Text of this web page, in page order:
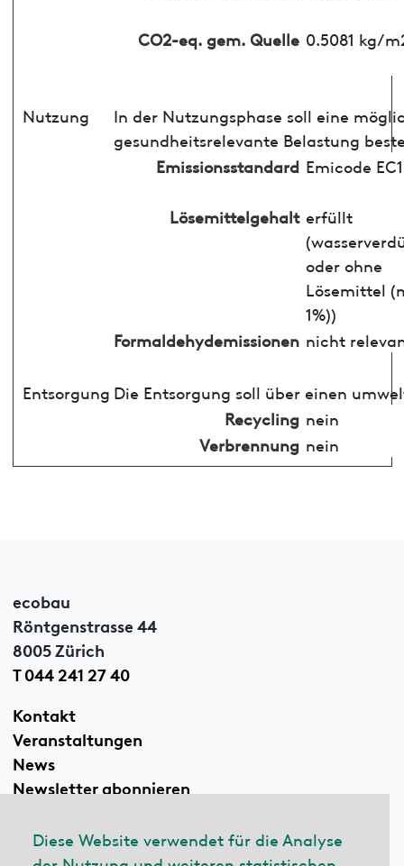
Diese Website verwendet für die Analyse
CO2-eq. gem. Quelle 0.5081 kg/
Nutzung
In der Nutzungsphase soll eine
gesundheitsrelevante Belastung
Emissionsstandard Emicode
Lösemittelgehalt erfüllt
oder ohne
Lösemittel
1%))
Formaldehydemissionen nicht
Entsorgung Die Entsorgung soll über einen
Recycling nein
Verbrennung nein
ecobau
Röntgenstrasse 44
8005 Zürich
T 044 241 27 40
Kontakt
Veranstaltungen
News
Newsletter abonnieren